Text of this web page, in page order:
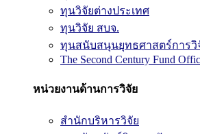
ทุนวิจัยต่างประเทศ
ทุนวิจัย สบจ.
ทุนสนับสนุนยุทธศาสตร์การวิ
The Second Century Fund
หน่วยงานด้านการวิจัย
สำนักบริหารวิจัย